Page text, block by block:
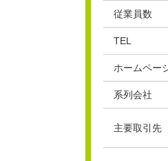
従業員数
TEL
ホームペー
系列会社
主要取引先